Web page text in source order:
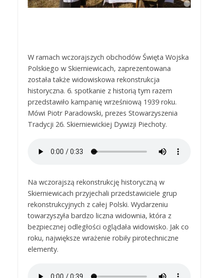
W ramach wczorajszych obchodów Święta Wojska
Polskiego w Skierniewicach, zaprezentowana
została także widowiskowa rekonstrukcja
historyczna. 6. spotkanie z historią tym razem
przedstawiło kampanię wrześniową 1939 roku.
Mówi Piotr Paradowski, prezes Stowarzyszenia
Tradycji 26. Skierniewickiej Dywizji Piechoty.
Na wczorajszą rekonstrukcję historyczną w
Skierniewicach przyjechali przedstawiciele grup
rekonstrukcyjnych z całej Polski. Wydarzeniu
towarzyszyła bardzo liczna widownia, która z
bezpiecznej odległości oglądała widowisko. Jak co
roku, największe wrażenie robiły pirotechniczne
elementy.